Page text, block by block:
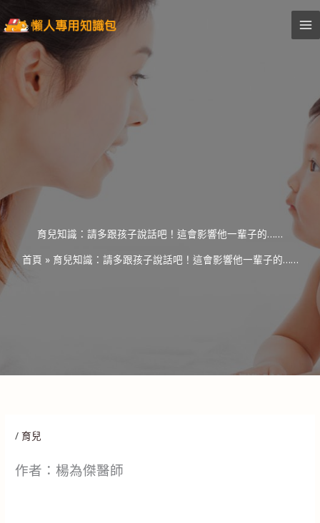
至
主
要
育兒知識：請多跟孩子說話吧！這會影響他一輩子的……
首頁 » 育兒知識：請多跟孩子說話吧！這會影響他一輩子的……
/育兒
作者：楊為傑醫師